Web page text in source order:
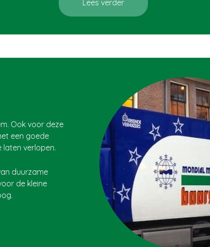
Lees verder
Ook voor deze
een goede
verlopen.
duurzame
de kleine